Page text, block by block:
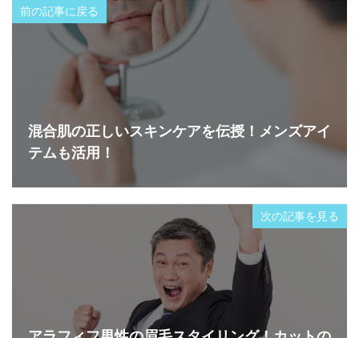
前の記事に戻る
混合肌の正しいスキンケアを伝授！メンズアイ
テムも活用！
次の記事を見る